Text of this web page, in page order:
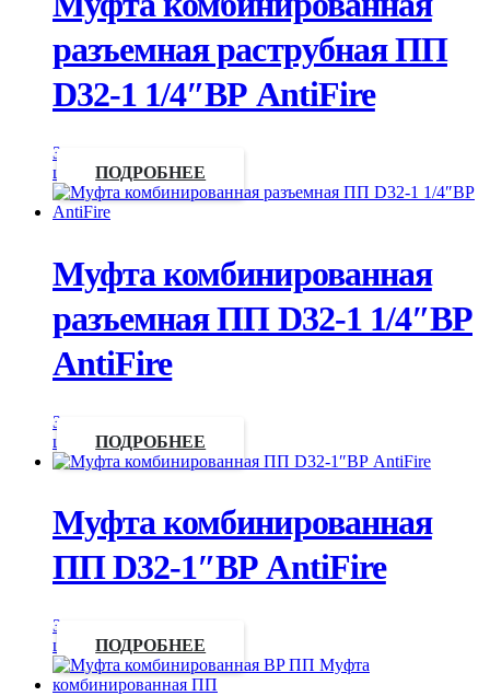
разъемная раструбная ПП
D32-1 1/4″ВР AntiFire
Запросить
цену
ПОДРОБНЕЕ
Муфта комбинированная
разъемная ПП D32-1 1/4″ВР
AntiFire
Запросить
цену
ПОДРОБНЕЕ
Муфта комбинированная
ПП D32-1″ВР AntiFire
Запросить
цену
ПОДРОБНЕЕ